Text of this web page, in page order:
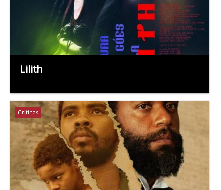
Lilith
Críticas